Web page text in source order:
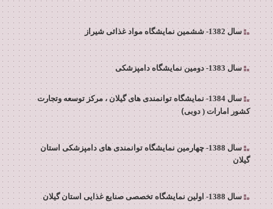
سال 1382- ششمین نمایشگاه مواد غذائی شیراز
سال 1383- دومین نمایشگاه دامپزشکی
سال 1384- نمایشگاه توانمندی های گیلان ، مرکز توسعه وتجارت
کشور امارات ( دوبی)
سال 1388- چهارمین نمایشگاه توانمندی های دامپزشکی استان
گیلان
سال 1388- اولین نمایشگاه تخصصی صنایع غذایی استان گیلان